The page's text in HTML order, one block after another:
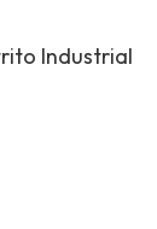
Industrial